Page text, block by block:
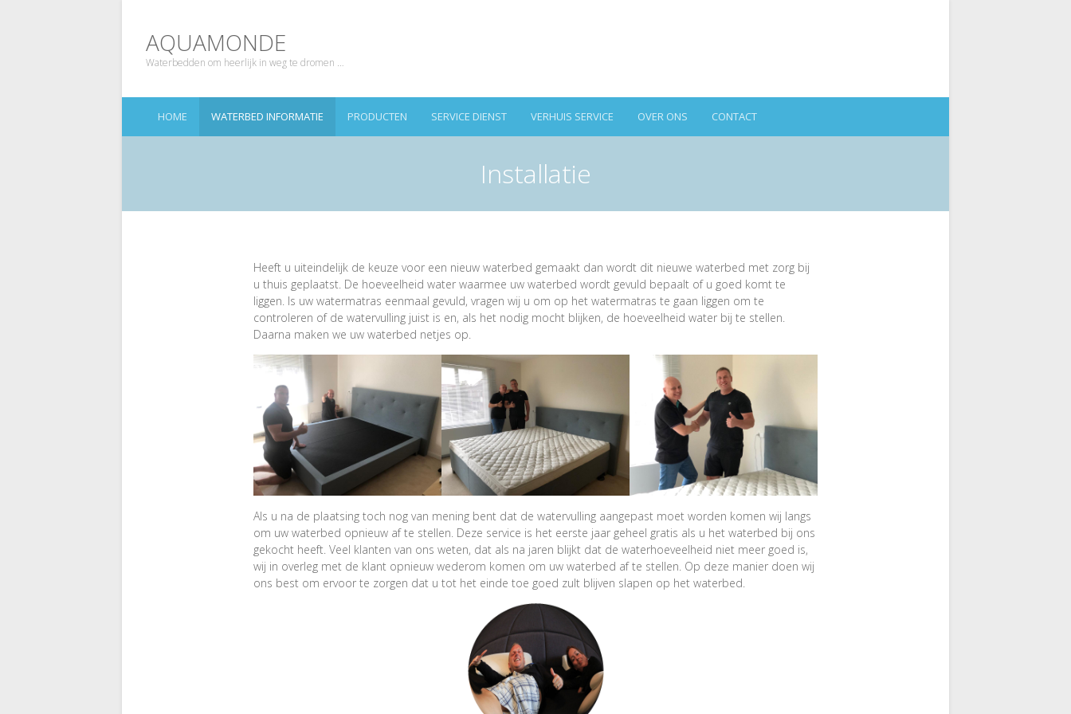
AQUAMONDE
Waterbedden om heerlijk in weg te dromen …
HOME WATERBED INFORMATIE PRODUCTEN SERVICE DIENST VERHUIS SERVICE OVER ONS CONTACT
Installatie
Heeft u uiteindelijk de keuze voor een nieuw waterbed gemaakt dan wordt dit nieuwe waterbed met zorg bij
u thuis geplaatst. De hoeveelheid water waarmee uw waterbed wordt gevuld bepaalt of u goed komt te
liggen. Is uw watermatras eenmaal gevuld, vragen wij u om op het watermatras te gaan liggen om te
controleren of de watervulling juist is en, als het nodig mocht blijken, de hoeveelheid water bij te stellen.
Daarna maken we uw waterbed netjes op.
Als u na de plaatsing toch nog van mening bent dat de watervulling aangepast moet worden komen wij langs
om uw waterbed opnieuw af te stellen. Deze service is het eerste jaar geheel gratis als u het waterbed bij ons
gekocht heeft. Veel klanten van ons weten, dat als na jaren blijkt dat de waterhoeveelheid niet meer goed is,
wij in overleg met de klant opnieuw wederom komen om uw waterbed af te stellen. Op deze manier doen wij
ons best om ervoor te zorgen dat u tot het einde toe goed zult blijven slapen op het waterbed.